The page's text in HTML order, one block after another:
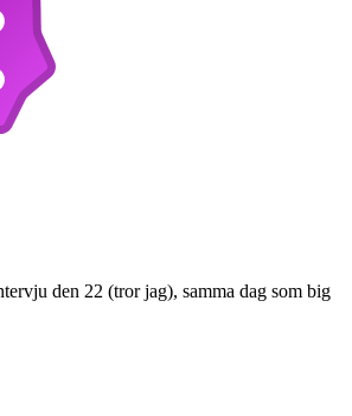
den 22 (tror jag), samma dag som big